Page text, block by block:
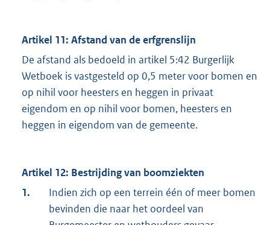
Artikel 11: Afstand van de erfgrenslijn
De afstand als bedoeld in artikel 5:42 Burgerlijk
Wetboek is vastgesteld op 0,5 meter voor bomen en
op nihil voor heesters en heggen in privaat
eigendom en op nihil voor bomen, heesters en
heggen in eigendom van de gemeente.
Artikel 12: Bestrijding van boomziekten
1.
Indien zich op een terrein één of meer bomen
bevinden die naar het oordeel van